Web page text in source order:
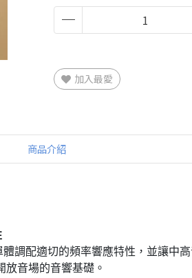
加入最愛
商品介紹
調配適切的頻率響應特性，並讓中
音場的音響基礎。